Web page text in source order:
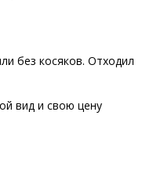
без косяков. Отходил
вид и свою цену